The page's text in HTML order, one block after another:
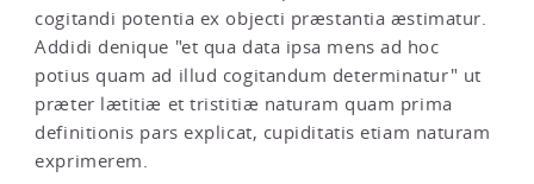
cogitandi potentia ex objecti præstantia æstimatur.
Addidi denique "et qua data ipsa mens ad hoc
potius quam ad illud cogitandum determinatur" ut
præter lætitiæ et tristitiæ naturam quam prima
definitionis pars explicat, cupiditatis etiam naturam
exprimerem.